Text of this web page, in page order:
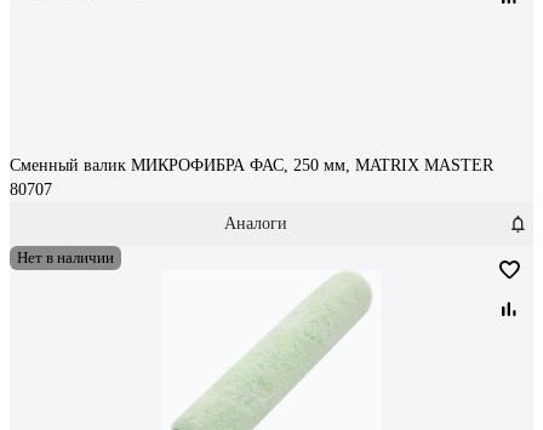
Сменный валик МИКРОФИБРА ФАС, 250 мм, MATRIX MASTER
80707
Аналоги
Нет в наличии